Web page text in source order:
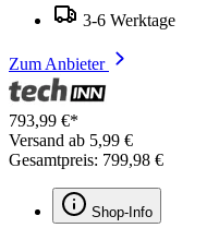
3-6 Werktage
Zum Anbieter
793,99 €*
Versand ab 5,99 €
Gesamtpreis: 799,98 €
Shop-Info